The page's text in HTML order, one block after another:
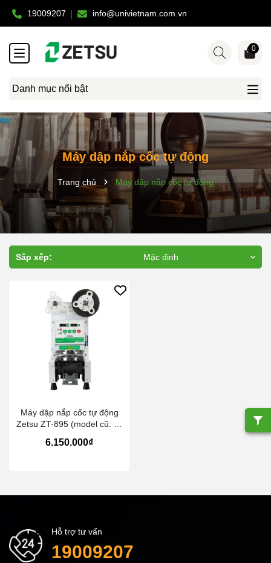
19009207 info@univietnam.com.vn
Danh mục nổi bật
0
Máy dập nắp cốc tự động
Trang chủ Máy dập nắp cốc tự động
Sắp xếp: Mặc định
Máy dập nắp cốc tự động
Zetsu ZT-895 (model cũ: Z-
6.150.000₫
Hỗ trợ tư vấn
19009207